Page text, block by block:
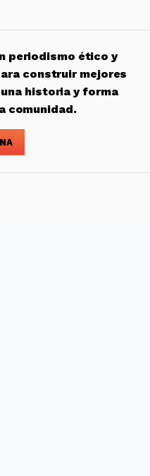
periodismo ético y
construir mejores
historia y forma
comunidad.